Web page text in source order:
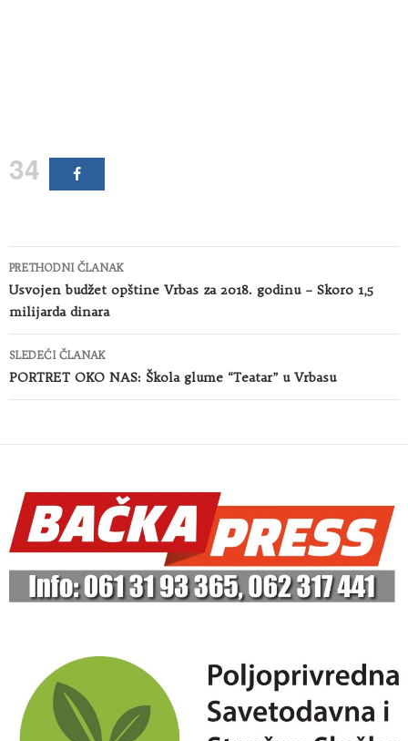
34
Kretanje
članaka
PRETHODNI ČLANAK
Usvojen budžet opštine Vrbas za 2018. godinu – Skoro 1,5
milijarda dinara
SLEDEĆI ČLANAK
PORTRET OKO NAS: Škola glume “Teatar” u Vrbasu